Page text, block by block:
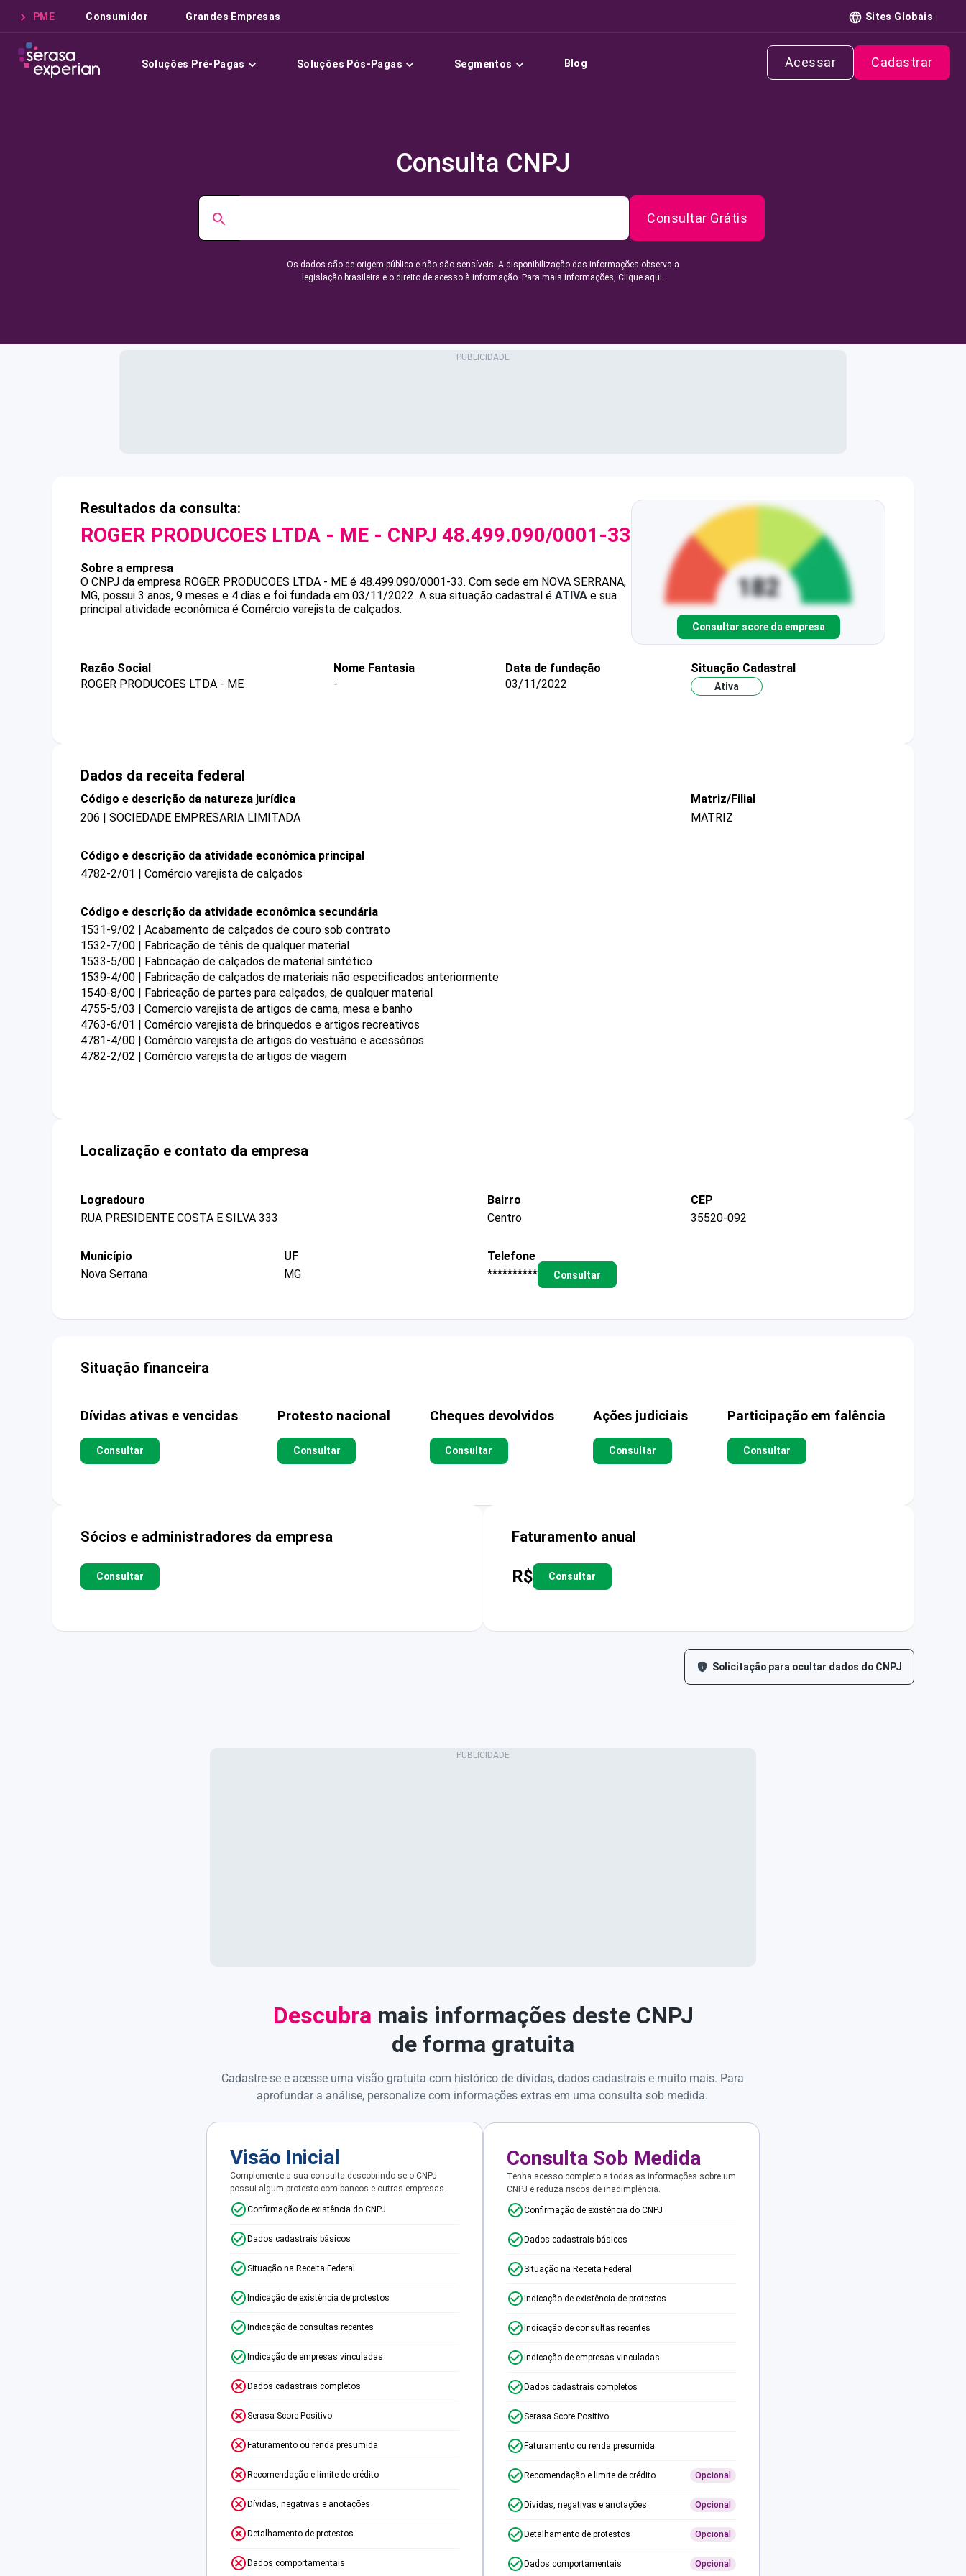
PME Consumidor Grandes Empresas Sites Globais
Soluções Pré-Pagas Soluções Pós-Pagas Segmentos Blog Acessar Cadastrar
Consulta CNPJ
Consultar Grátis
Os dados são de origem pública e não são sensíveis. A disponibilização das informações observa a
legislação brasileira e o direito de acesso à informação. Para mais informações, Clique aqui.
Resultados da consulta:
ROGER PRODUCOES LTDA - ME - CNPJ 48.499.090/0001-33
Sobre a empresa
O CNPJ da empresa ROGER PRODUCOES LTDA - ME é 48.499.090/0001-33. Com sede em NOVA SERRANA,
MG, possui 3 anos, 9 meses e 4 dias e foi fundada em 03/11/2022. A sua situação cadastral é ATIVA e sua
principal atividade econômica é Comércio varejista de calçados.
Consultar score da empresa
Razão Social
ROGER PRODUCOES LTDA - ME
Nome Fantasia
-
Data de fundação
03/11/2022
Situação Cadastral
Ativa
Dados da receita federal
Código e descrição da natureza jurídica
206 | SOCIEDADE EMPRESARIA LIMITADA
Matriz/Filial
MATRIZ
Código e descrição da atividade econômica principal
4782-2/01 | Comércio varejista de calçados
Código e descrição da atividade econômica secundária
1531-9/02 | Acabamento de calçados de couro sob contrato
1532-7/00 | Fabricação de tênis de qualquer material
1533-5/00 | Fabricação de calçados de material sintético
1539-4/00 | Fabricação de calçados de materiais não especificados anteriormente
1540-8/00 | Fabricação de partes para calçados, de qualquer material
4755-5/03 | Comercio varejista de artigos de cama, mesa e banho
4763-6/01 | Comércio varejista de brinquedos e artigos recreativos
4781-4/00 | Comércio varejista de artigos do vestuário e acessórios
4782-2/02 | Comércio varejista de artigos de viagem
Localização e contato da empresa
Logradouro
RUA PRESIDENTE COSTA E SILVA 333
Bairro
Centro
CEP
35520-092
Município
Nova Serrana
UF
MG
Telefone
**********
Consultar
Situação financeira
Dívidas ativas e vencidas
Consultar
Protesto nacional
Consultar
Cheques devolvidos
Consultar
Ações judiciais
Consultar
Participação em falência
Consultar
Sócios e administradores da empresa
Consultar
Faturamento anual
R$ Consultar
Solicitação para ocultar dados do CNPJ
Descubra mais informações deste CNPJ
de forma gratuita
Cadastre-se e acesse uma visão gratuita com histórico de dívidas, dados cadastrais e muito mais. Para
aprofundar a análise, personalize com informações extras em uma consulta sob medida.
Visão Inicial
Complemente a sua consulta descobrindo se o CNPJ
possui algum protesto com bancos e outras empresas.
Confirmação de existência do CNPJ
Dados cadastrais básicos
Situação na Receita Federal
Indicação de existência de protestos
Indicação de consultas recentes
Indicação de empresas vinculadas
Dados cadastrais completos
Serasa Score Positivo
Faturamento ou renda presumida
Recomendação e limite de crédito
Dívidas, negativas e anotações
Detalhamento de protestos
Dados comportamentais
Consulta Sob Medida
Tenha acesso completo a todas as informações sobre um
CNPJ e reduza riscos de inadimplência.
Confirmação de existência do CNPJ
Dados cadastrais básicos
Situação na Receita Federal
Indicação de existência de protestos
Indicação de consultas recentes
Indicação de empresas vinculadas
Dados cadastrais completos
Serasa Score Positivo
Faturamento ou renda presumida
Recomendação e limite de crédito Opcional
Dívidas, negativas e anotações Opcional
Detalhamento de protestos Opcional
Dados comportamentais Opcional